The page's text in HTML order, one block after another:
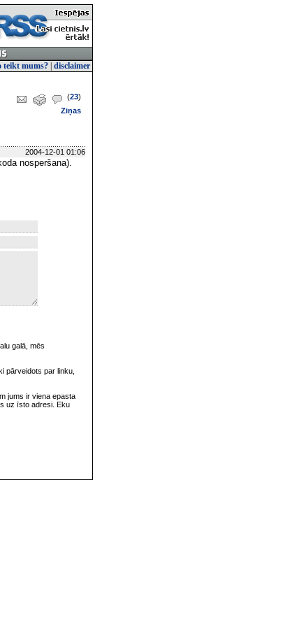
teikt mums? disclaimer
(23)
Ziņas
2004-12-01 01:06
nosperšana).
galā, mēs
pārveidots par linku,
jums ir viena epasta
uz īsto adresi. Eku